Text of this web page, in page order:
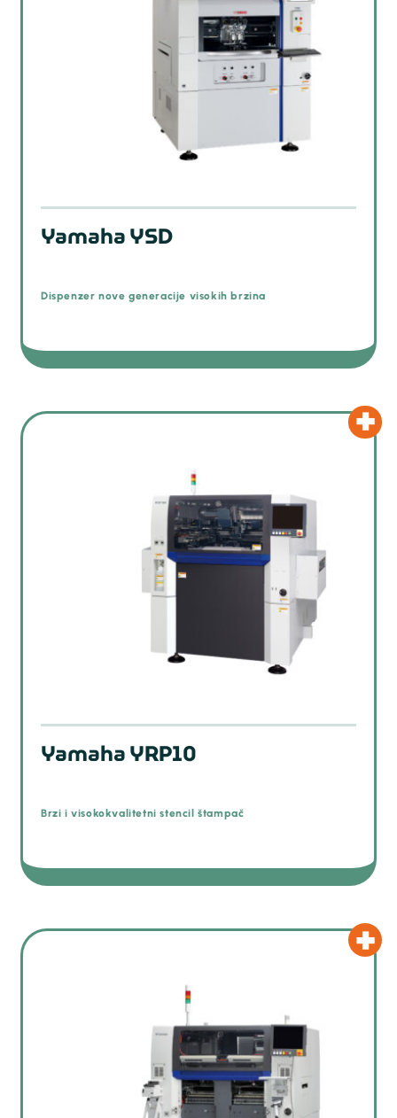
Yamaha YSD
Dispenzer nove generacije visokih brzina
Yamaha YRP10
Brzi i visokokvalitetni stencil štampač